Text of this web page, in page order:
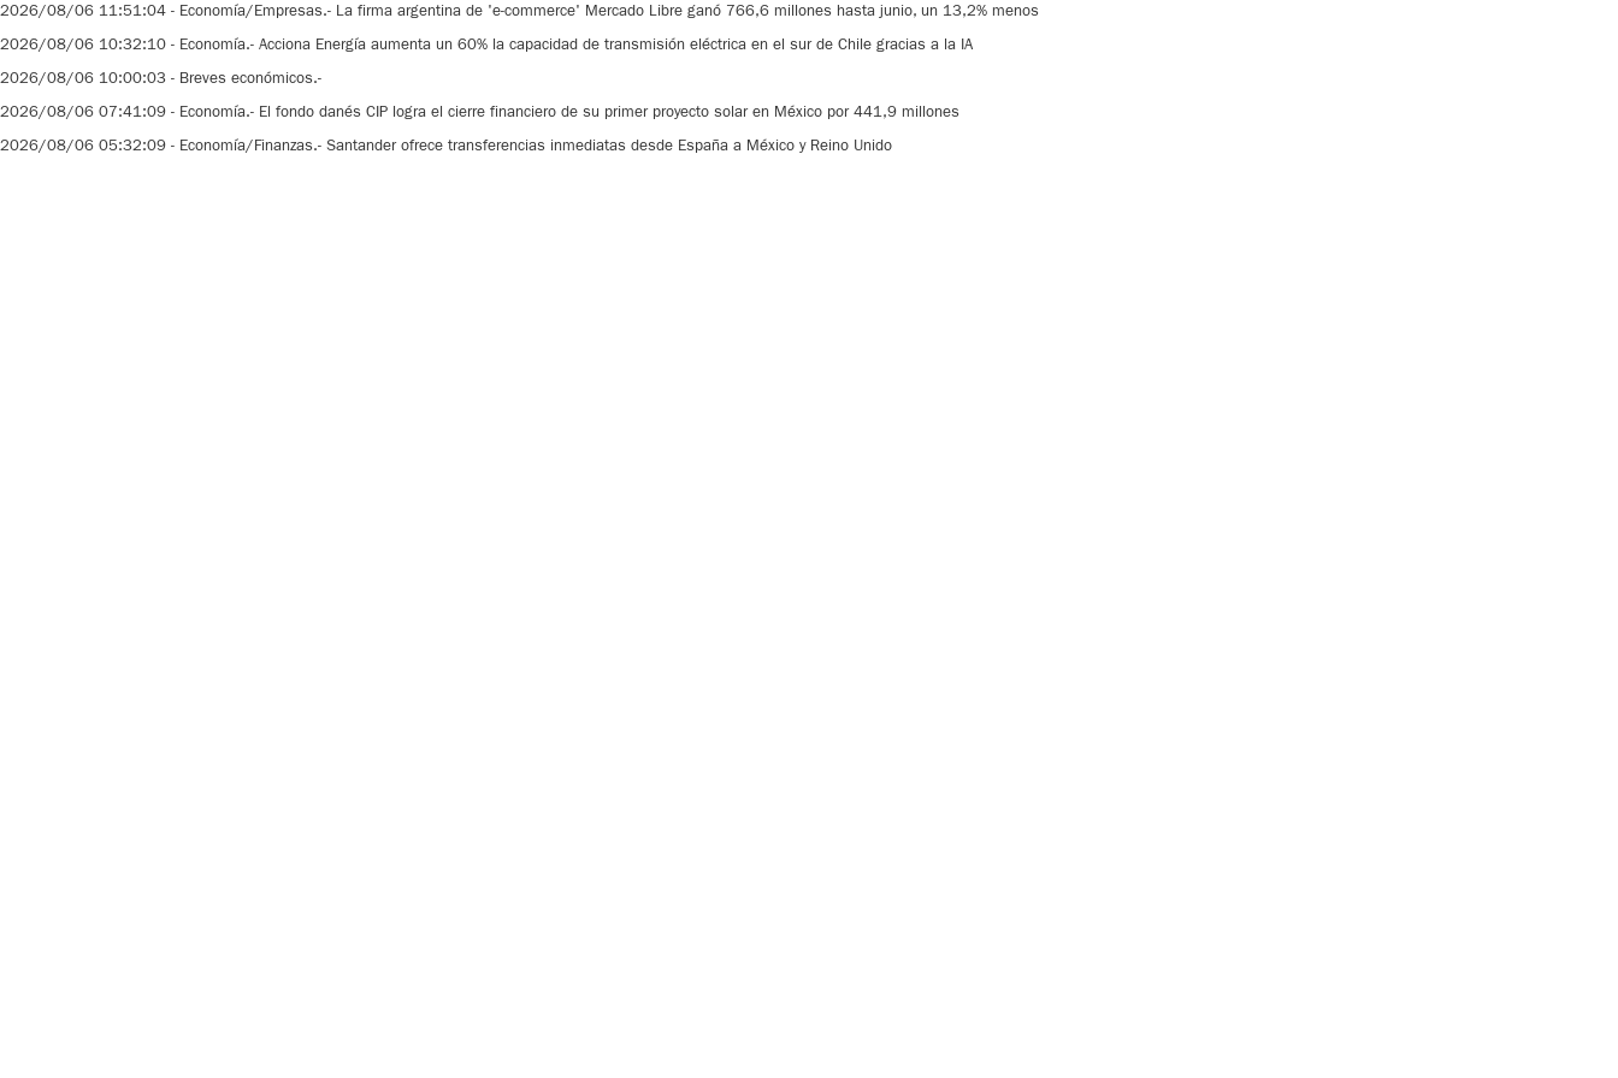
2026/08/06 11:51:04 - Economía/Empresas.- La firma argentina de 'e-commerce' Mercado Libre ganó 766,6 millones hasta junio, un 13,2% menos
2026/08/06 10:32:10 - Economía.- Acciona Energía aumenta un 60% la capacidad de transmisión eléctrica en el sur de Chile gracias a la IA
2026/08/06 10:00:03 - Breves económicos.-
2026/08/06 07:41:09 - Economía.- El fondo danés CIP logra el cierre financiero de su primer proyecto solar en México por 441,9 millones
2026/08/06 05:32:09 - Economía/Finanzas.- Santander ofrece transferencias inmediatas desde España a México y Reino Unido